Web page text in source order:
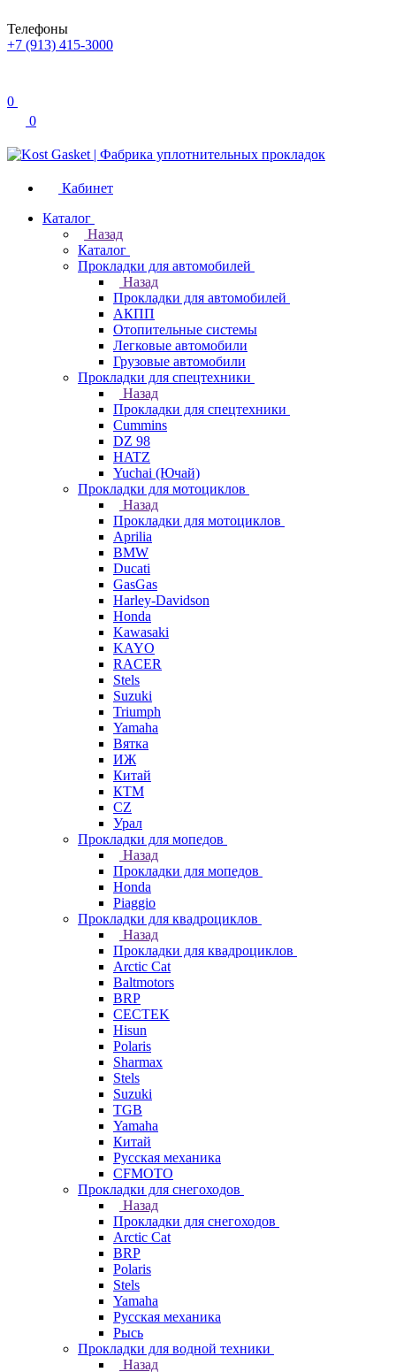
Телефоны
+7 (913) 415-3000
0
0
Кабинет
Каталог
Назад
Каталог
Прокладки для автомобилей
Назад
Прокладки для автомобилей
АКПП
Отопительные системы
Легковые автомобили
Грузовые автомобили
Прокладки для спецтехники
Назад
Прокладки для спецтехники
Cummins
DZ 98
HATZ
Yuchai (Ючай)
Прокладки для мотоциклов
Назад
Прокладки для мотоциклов
Aprilia
BMW
Ducati
GasGas
Harley-Davidson
Honda
Kawasaki
KAYO
RACER
Stels
Suzuki
Triumph
Yamaha
Вятка
ИЖ
Китай
КТМ
СZ
Урал
Прокладки для мопедов
Назад
Прокладки для мопедов
Honda
Piaggio
Прокладки для квадроциклов
Назад
Прокладки для квадроциклов
Arctic Cat
Baltmotors
BRP
CECTEK
Hisun
Polaris
Sharmax
Stels
Suzuki
TGB
Yamaha
Китай
Русская механика
СFMOTO
Прокладки для снегоходов
Назад
Прокладки для снегоходов
Arctic Cat
BRP
Polaris
Stels
Yamaha
Русская механика
Рысь
Прокладки для водной техники
Назад